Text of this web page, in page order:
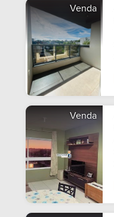
Venda
Venda